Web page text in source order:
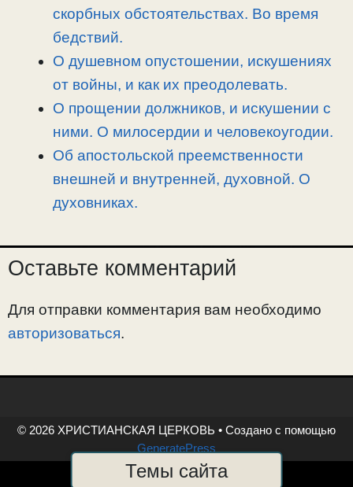
скорбных обстоятельствах. Во время
бедствий.
О душевном опустошении, искушениях
от войны, и как их преодолевать.
О прощении должников, и искушении с
ними. О милосердии и человекоугодии.
Об апостольской преемственности
внешней и внутренней, духовной. О
духовниках.
Оставьте комментарий
Для отправки комментария вам необходимо
авторизоваться.
© 2026 ХРИСТИАНСКАЯ ЦЕРКОВЬ • Создано с помощью
GeneratePress
Темы сайта